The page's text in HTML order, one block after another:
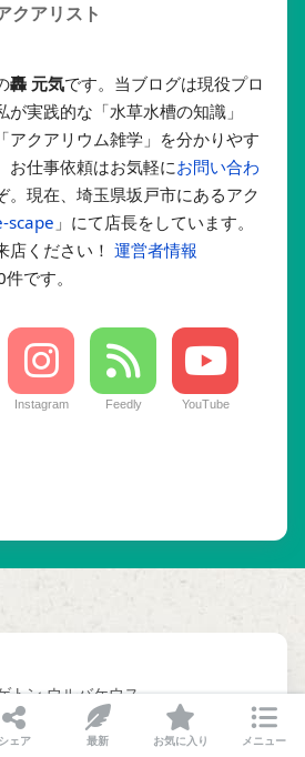
クアリスト
轟 元気です。当ブログは現役プロ
実践的な「水草水槽の知識」
アクアリウム雑学」を分かりやす
お仕事依頼はお気軽にお問い合わ
。現在、埼玉県坂戸市にあるアク
scape 」にて店長をしています。
店ください！ 運営者情報
です。
Instagram Feedly YouTube
トン ウルバケウス
シェア 最新 お気に入り メニュー